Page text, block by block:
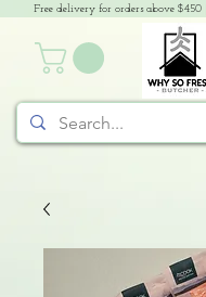
Free delivery for orders above